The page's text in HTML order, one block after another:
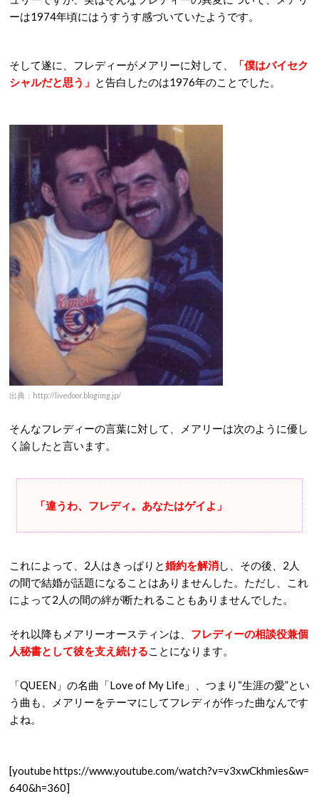
ーは1974年頃にはうすうす感づいていたようです。
そして遂に、フレディーがメアリーに対して、
「僕はバイセク
シャルだと思う」 と告白したのは1976年のことでした。
出典：http://livedoor.blogimg.jp/
そんなフレディーの言葉に対して、メアリーは次のように優し
く諭したと言います。
「違うわ、フレディ。あなたはゲイよ」
これによって、2人はきっぱりと婚約を解消し、その後、2人
の間で結婚が話題になることはありませんした。ただし、これ
によって2人の間の絆が断たれることもありませんでした。
それ以降もメアリーオースティンは、 フレディーの相談役兼個
人秘書として彼を支え続けることになります。
「QUEEN」の名曲「Love of My Life」、つまり“生涯の愛”とい
う曲も、メアリーをテーマにしてフレディが作った曲なんです
よね。
[youtube https://www.youtube.com/watch?v=v3xwCkhmies&w=
640&h=360]